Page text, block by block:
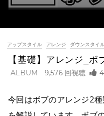
自
概要説明
ハーフアップ
アップスタイル アレンジ ダウンスタイ
【基礎】アレンジ_
ALBUM 9,576
今回はボブのアレンジ2